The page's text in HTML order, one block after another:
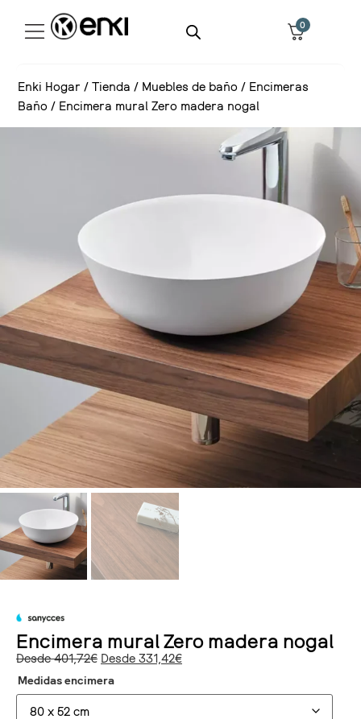
0
Enki Hogar / Tienda / Muebles de baño / Encimeras
Baño / Encimera mural Zero madera nogal
Encimera mural Zero madera nogal
Desde401,72€ Desde 331,42€
Medidas encimera